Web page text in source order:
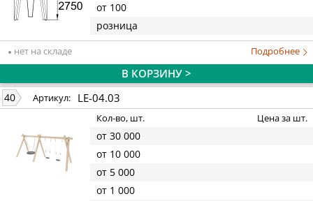
от 100
розница
нет на складе Подробнее
В КОРЗИНУ >
40 Артикул: LE-04.03
Кол-во, шт. Цена за шт.
от 30 000
от 10 000
от 5 000
от 1 000